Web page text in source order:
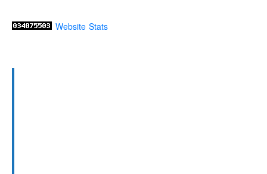
Website Stats